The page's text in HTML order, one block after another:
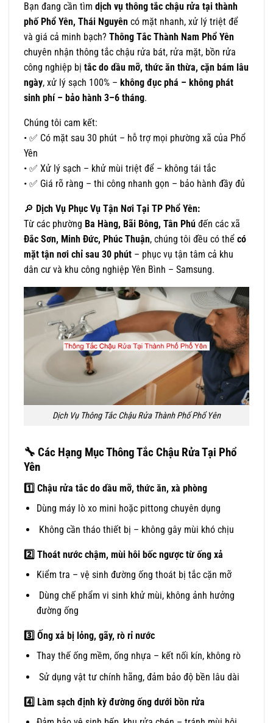
Bạn đang cần tìm dịch vụ thông tắc chậu rửa tại thành
phố Phổ Yên, Thái Nguyên có mặt nhanh, xử lý triệt để
và giá cả minh bạch? Thông Tắc Thành Nam Phổ Yên
chuyên nhận thông tắc chậu rửa bát, rửa mặt, bồn rửa
công nghiệp bị tắc do dầu mỡ, thức ăn thừa, cặn bám lâu
ngày, xử lý sạch 100% – không đục phá – không phát
sinh phí – bảo hành 3–6 tháng.
Chúng tôi cam kết:
• ✅ Có mặt sau 30 phút – hỗ trợ mọi phường xã của Phổ
Yên
• ✅ Xử lý sạch – khử mùi triệt để – không tái tắc
• ✅ Giá rõ ràng – thi công nhanh gọn – bảo hành đầy đủ
🔎 Dịch Vụ Phục Vụ Tận Nơi Tại TP Phổ Yên:
Từ các phường Ba Hàng, Bãi Bông, Tân Phú đến các xã
Đắc Sơn, Minh Đức, Phúc Thuận, chúng tôi đều có thể có
mặt tận nơi chỉ sau 30 phút – phục vụ tận tâm cả khu
dân cư và khu công nghiệp Yên Bình – Samsung.
Dịch Vụ Thông Tắc Chậu Rửa Thành Phố Phổ Yên
🔧 Các Hạng Mục Thông Tắc Chậu Rửa Tại Phổ
Yên
1️ Chậu rửa tắc do dầu mỡ, thức ăn, xà phòng
Dùng máy lò xo mini hoặc pittong chuyên dụng
Không cần tháo thiết bị – không gây mùi khó chịu
2️ Thoát nước chậm, mùi hôi bốc ngược từ ống xả
Kiểm tra – vệ sinh đường ống thoát bị tắc cặn mỡ
Dùng chế phẩm vi sinh khử mùi, không ảnh hưởng
đường ống
3️ Ống xả bị lỏng, gãy, rò rỉ nước
Thay thế ống mềm, ống nhựa – kết nối kín, không rò
Sử dụng vật tư chính hãng, đảm bảo độ bền lâu dài
4️ Làm sạch định kỳ đường ống dưới bồn rửa